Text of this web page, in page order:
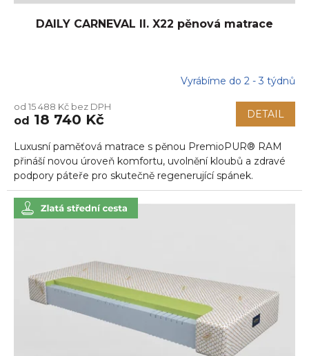
DAILY CARNEVAL II. X22 pěnová matrace
produktu
je
z
5
hvězdiček.
Vyrábíme do 2 - 3 týdnů
od 15 488 Kč bez DPH
od 18 740 Kč DETAIL
Luxusní paměťová matrace s pěnou PremioPUR® RAM
přináší novou úroveň komfortu, uvolnění kloubů a zdravé
podpory páteře pro skutečně regenerující spánek.